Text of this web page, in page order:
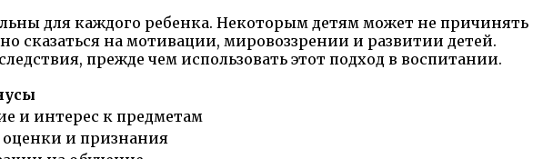
для каждого ребенка. Некоторым детям может не причинять
сказаться на мотивации, мировоззрении и развитии детей.
прежде чем использовать этот подход в воспитании.
и интерес к предметам
и признания